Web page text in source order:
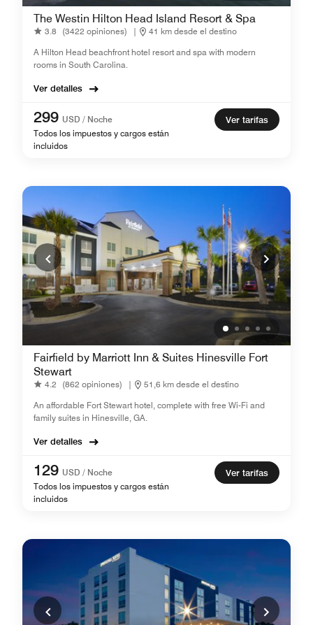
The Westin Hilton Head Island Resort & Spa
3.8 (3422 opiniones) |
41 km desde el destino
A Hilton Head beachfront hotel resort and spa with modern
rooms in South Carolina.
Ver detalles
299 USD / Noche
Todos los impuestos y cargos están
incluidos
Ver tarifas
Fairfield by Marriott Inn & Suites Hinesville Fort
Stewart
4.2 (862 opiniones) |
51,6 km desde el destino
An affordable Fort Stewart hotel, complete with free Wi-Fi and
family suites in Hinesville, GA.
Ver detalles
129 USD / Noche
Todos los impuestos y cargos están
incluidos
Ver tarifas